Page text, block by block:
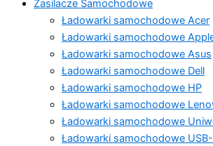
Zasilacze Samochodowe
Ładowarki samochodowe Acer
Ładowarki samochodowe
Ładowarki samochodowe Asus
Ładowarki samochodowe Dell
Ładowarki samochodowe HP
Ładowarki samochodowe
Ładowarki samochodowe
Ładowarki samochodowe